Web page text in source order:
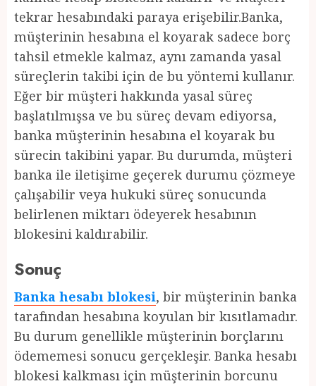
tekrar hesabındaki paraya erişebilir.Banka,
müşterinin hesabına el koyarak sadece borç
tahsil etmekle kalmaz, aynı zamanda yasal
süreçlerin takibi için de bu yöntemi kullanır.
Eğer bir müşteri hakkında yasal süreç
başlatılmışsa ve bu süreç devam ediyorsa,
banka müşterinin hesabına el koyarak bu
sürecin takibini yapar. Bu durumda, müşteri
banka ile iletişime geçerek durumu çözmeye
çalışabilir veya hukuki süreç sonucunda
belirlenen miktarı ödeyerek hesabının
blokesini kaldırabilir.
Sonuç
Banka hesabı blokesi, bir müşterinin banka
tarafından hesabına koyulan bir kısıtlamadır.
Bu durum genellikle müşterinin borçlarını
ödememesi sonucu gerçekleşir. Banka hesabı
blokesi kalkması için müşterinin borcunu